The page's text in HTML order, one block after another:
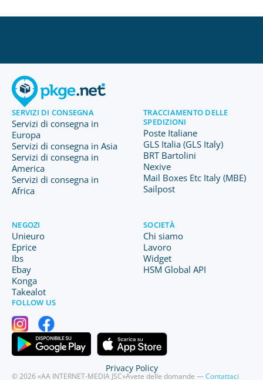
SERVIZI DI CONSEGNA
Servizi di consegna in
Europa
Servizi di consegna in Asia
Servizi di consegna in
America
Servizi di consegna in
Africa
TRACCIAMENTO DELLE
SPEDIZIONI
Poste Italiane
GLS Italia (GLS Italy)
BRT Bartolini
Nexive
Mail Boxes Etc Italy (MBE)
Sailpost
NEGOZI
Unieuro
Eprice
Ibs
Ebay
Konga
Takealot
SOCIETÀ
Chi siamo
Lavoro
Widget
HSM Global API
FOLLOW US
© 2026 «AA INTERNET-MEDIA JSC»Avete delle domande —Contattaci
Privacy Policy